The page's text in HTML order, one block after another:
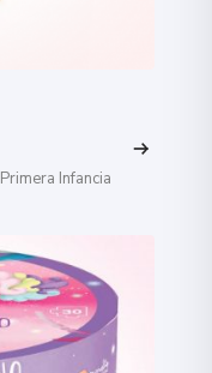
Primera Infancia